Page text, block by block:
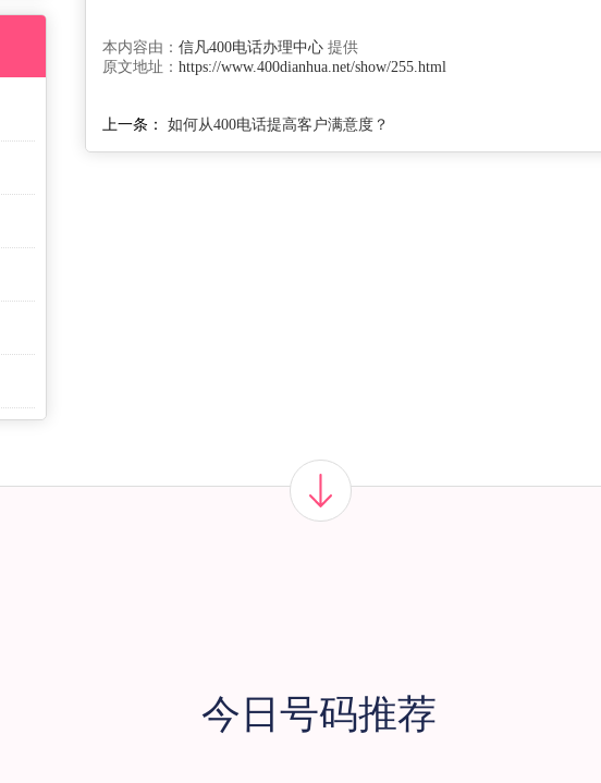
本内容由： 信凡400电话办理中心 提供
原文地址： https://www.400dianhua.net/show/255.html
上一条： 如何从400电话提高客户满意度？
今日号码推荐